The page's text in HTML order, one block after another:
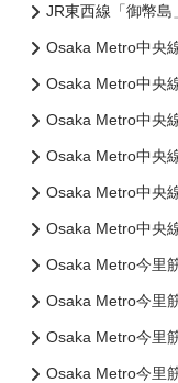
JR東西線「御幣島
Osaka Metro中央
Osaka Metro中央
Osaka Metro中央
Osaka Metro中央
Osaka Metro中央
Osaka Metro中央
Osaka Metro今里
Osaka Metro今里
Osaka Metro今里
Osaka Metro今里